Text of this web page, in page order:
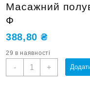
Масажний
Ф
388,80 ₴
29 в наявності
-
Масажний
+